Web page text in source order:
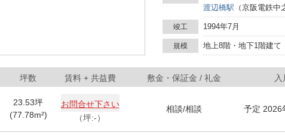
にします。 ビル内には2基のエレベーターが設置されており、テナントや訪問者の往来
もスムーズです。また、敷地内に
通勤にも便利です。これにより、ビジ
ビジネスにとって魅力的です。肥
寄りの肥後橋駅から徒歩圏内の立
土佐堀通りから少し入った静かな
ムや休憩時間を過ごすのにも最適なロケーション
設備、そして環境の良さから、
渡辺橋駅 （京阪電鉄中
竣工 1994年7月
規模 地上8階・地下1階建て
坪数 賃料 + 共益費 敷金・保証金 / 礼金 入
23.53坪
(77.78m²)
お問合せ下さい
（坪:-）
相談/相談 予定 2026